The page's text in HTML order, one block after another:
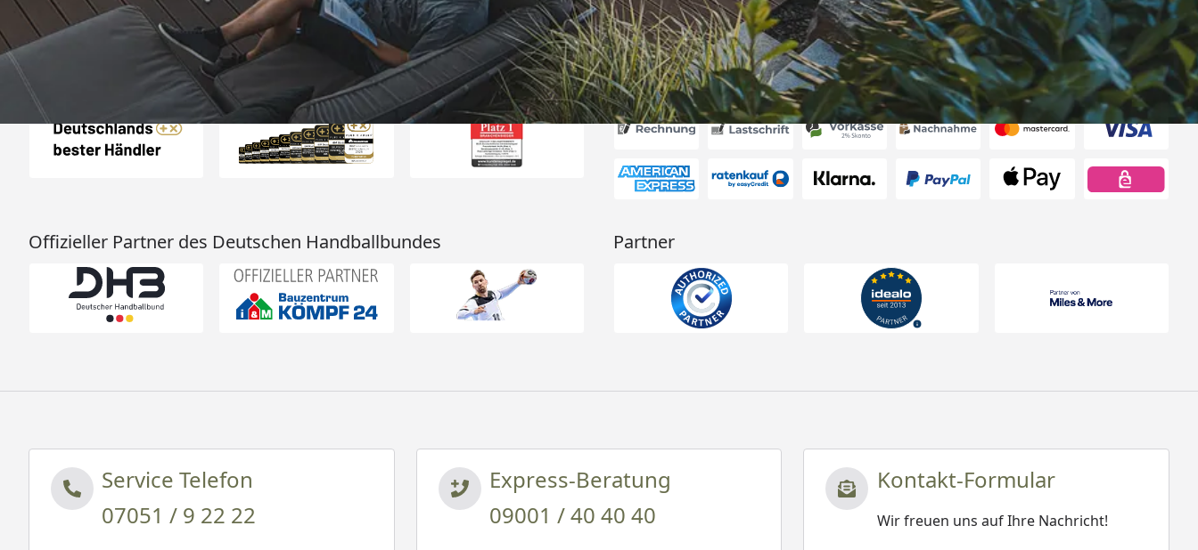
Auszeichnungen Akzeptierte Zahlungsarten
Offizieller Partner des Deutschen Handballbundes Partner
Service Telefon
07051 / 9 22 22
Express-Beratung
09001 / 40 40 40
Kontakt-Formular
Wir freuen uns auf Ihre Nachricht!